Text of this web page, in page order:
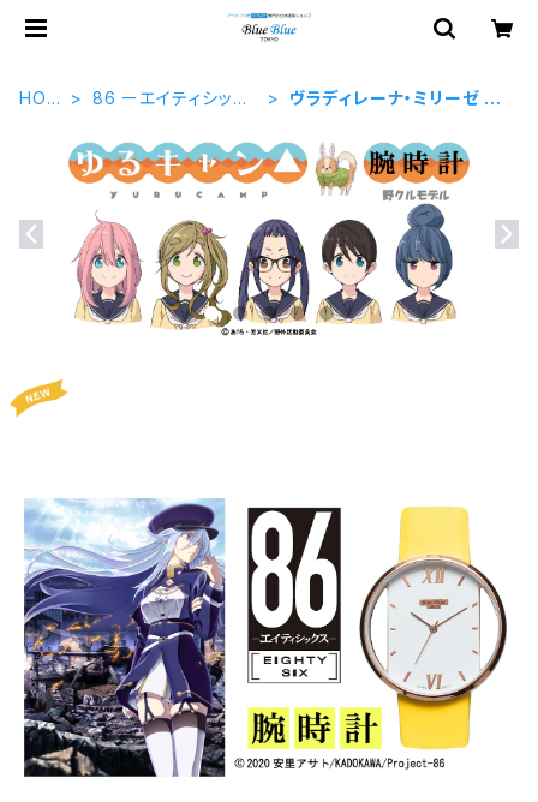
HOM
86 ーエイティシック
ヴラディレーナ・ミリーゼ モ